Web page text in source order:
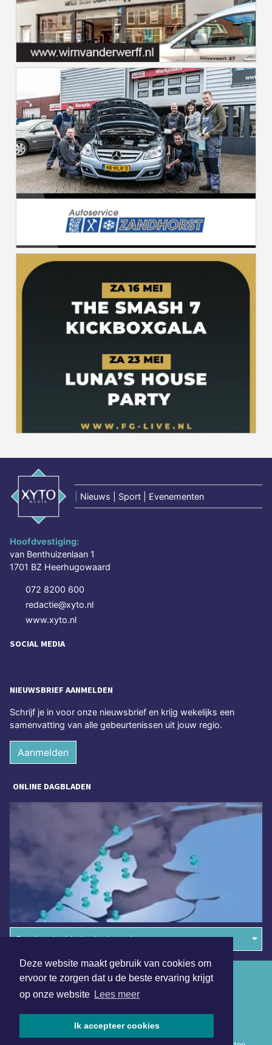
Deze website maakt gebruik van cookies om
ervoor te zorgen dat u de beste ervaring krijgt
op onze website Lees meer
Ik accepteer cookies
Nieuws | Sport | Evenementen
Hoofdvestiging:
van Benthuizenlaan 1
1701 BZ Heerhugowaard
072 8200 600
redactie@xyto.nl
www.xyto.nl
SOCIAL MEDIA
NIEUWSBRIEF AANMELDEN
Schrijf je in voor onze nieuwsbrief en krijg wekelijks een
samenvatting van alle gebeurtenissen uit jouw regio.
Aanmelden
ONLINE DAGBLADEN
Overige dagbladen in de regio
Algemene voorwaarden
Disclaimer